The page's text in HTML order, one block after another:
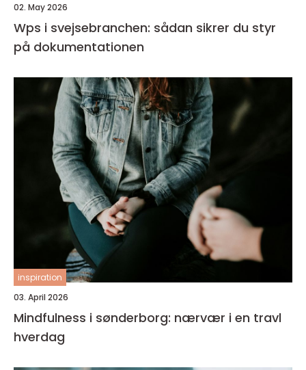
02. May 2026
Wps i svejsebranchen: sådan sikrer du styr
på dokumentationen
inspiration
03. April 2026
Mindfulness i sønderborg: nærvær i en travl
hverdag